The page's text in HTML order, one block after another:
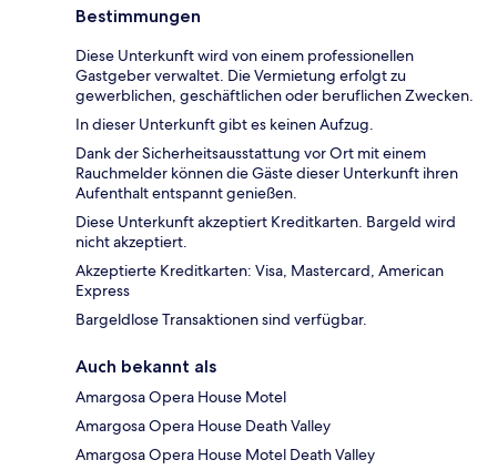
Bestimmungen
Diese Unterkunft wird von einem professionellen
Gastgeber verwaltet. Die Vermietung erfolgt zu
gewerblichen, geschäftlichen oder beruflichen Zwecken.
In dieser Unterkunft gibt es keinen Aufzug.
Dank der Sicherheitsausstattung vor Ort mit einem
Rauchmelder können die Gäste dieser Unterkunft ihren
Aufenthalt entspannt genießen.
Diese Unterkunft akzeptiert Kreditkarten. Bargeld wird
nicht akzeptiert.
Akzeptierte Kreditkarten: Visa, Mastercard, American
Express
Bargeldlose Transaktionen sind verfügbar.
Auch bekannt als
Amargosa Opera House Motel
Amargosa Opera House Death Valley
Amargosa Opera House Motel Death Valley